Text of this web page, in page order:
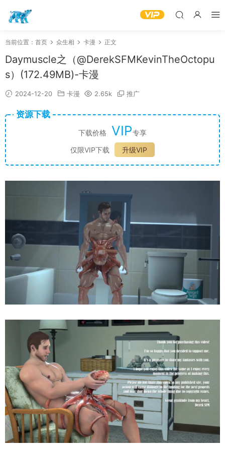
当前位置： 首页 众生相 卡漫 正文
Daymuscle之（@DerekSFMKevinTheOctopu
s）(172.49MB)-卡漫
2024-12-20 卡漫 2.65k 推广
资源下载
下载价格 VIP专享
仅限VIP下载
升级VIP